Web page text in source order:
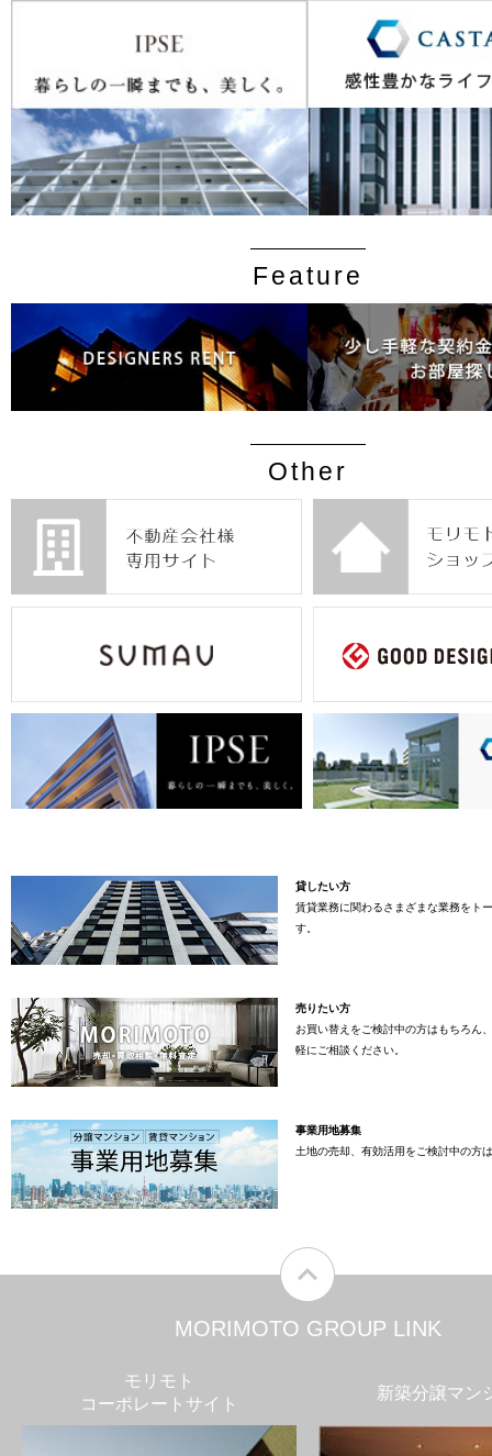
Feature
Other
貸したい方
賃貸業務に関わるさまざまな業務をト
す。
売りたい方
お買い替えをご検討中の方はもちろん
軽にご相談ください。
事業用地募集
土地の売却、有効活用をご検討中の方
MORIMOTO GROUP LINK
モリモト
コーポレートサイト
新築分譲マン